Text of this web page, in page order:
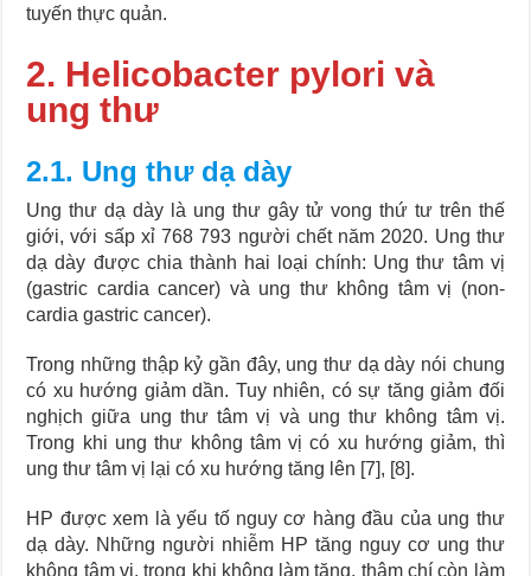
tuyến thực quản.
2. Helicobacter pylori và
ung thư
2.1. Ung thư dạ dày
Ung thư dạ dày là ung thư gây tử vong thứ tư trên thế
giới, với sấp xỉ 768 793 người chết năm 2020. Ung thư
dạ dày được chia thành hai loại chính: Ung thư tâm vị
(gastric cardia cancer) và ung thư không tâm vị (non-
cardia gastric cancer).
Trong những thập kỷ gần đây, ung thư dạ dày nói chung
có xu hướng giảm dần. Tuy nhiên, có sự tăng giảm đối
nghịch giữa ung thư tâm vị và ung thư không tâm vị.
Trong khi ung thư không tâm vị có xu hướng giảm, thì
ung thư tâm vị lại có xu hướng tăng lên [7], [8].
HP được xem là yếu tố nguy cơ hàng đầu của ung thư
dạ dày. Những người nhiễm HP tăng nguy cơ ung thư
không tâm vị, trong khi không làm tăng, thậm chí còn làm